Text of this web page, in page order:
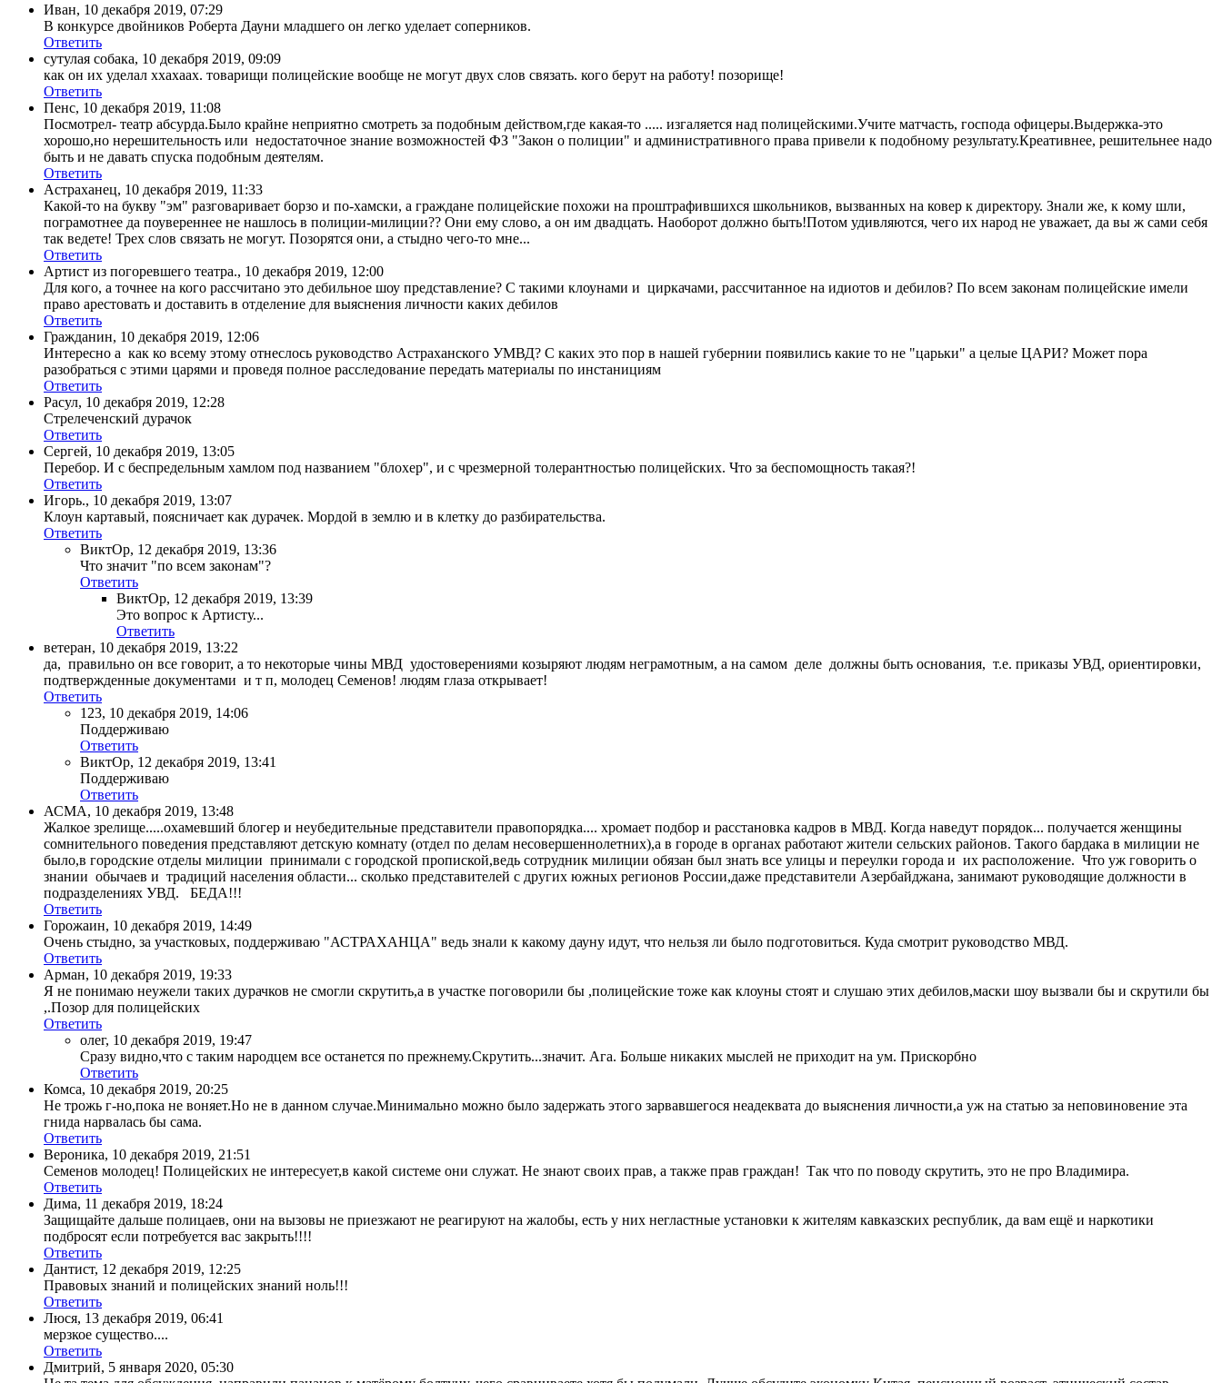
Иван, 10 декабря 2019, 07:29
В конкурсе двойников Роберта Дауни младшего он легко уделает соперников.
Ответить
сутулая собака, 10 декабря 2019, 09:09
как он их уделал ххахаах. товарищи полицейские вообще не могут двух слов связать. кого берут на работу! позорище!
Ответить
Пенс, 10 декабря 2019, 11:08
Посмотрел- театр абсурда.Было крайне неприятно смотреть за подобным действом,где какая-то ..... изгаляется над полицейскими.Учите матчасть, господа офицеры.Выдержка-это
хорошо,но нерешительность или недостаточное знание возможностей ФЗ "Закон о полиции" и административного права привели к подобному результату.Креативнее, решительнее надо
быть и не давать спуска подобным деятелям.
Ответить
Астраханец, 10 декабря 2019, 11:33
Какой-то на букву "эм" разговаривает борзо и по-хамски, а граждане полицейские похожи на проштрафившихся школьников, вызванных на ковер к директору. Знали же, к кому шли,
пограмотнее да поувереннее не нашлось в полиции-милиции?? Они ему слово, а он им двадцать. Наоборот должно быть!Потом удивляются, чего их народ не уважает, да вы ж сами себя
так ведете! Трех слов связать не могут. Позорятся они, а стыдно чего-то мне...
Ответить
Артист из погоревшего театра., 10 декабря 2019, 12:00
Для кого, а точнее на кого рассчитано это дебильное шоу представление? С такими клоунами и циркачами, рассчитанное на идиотов и дебилов? По всем законам полицейские имели
право арестовать и доставить в отделение для выяснения личности каких дебилов
Ответить
Гражданин, 10 декабря 2019, 12:06
Интересно а как ко всему этому отнеслось руководство Астраханского УМВД? С каких это пор в нашей губернии появились какие то не "царьки" а целые ЦАРИ? Может пора
разобраться с этими царями и проведя полное расследование передать материалы по инстанициям
Ответить
Расул, 10 декабря 2019, 12:28
Стрелеченский дурачок
Ответить
Сергей, 10 декабря 2019, 13:05
Перебор. И с беспредельным хамлом под названием "блохер", и с чрезмерной толерантностью полицейских. Что за беспомощность такая?!
Ответить
Игорь., 10 декабря 2019, 13:07
Клоун картавый, поясничает как дурачек. Мордой в землю и в клетку до разбирательства.
Ответить
ВиктОр, 12 декабря 2019, 13:36
Что значит "по всем законам"?
Ответить
ВиктОр, 12 декабря 2019, 13:39
Это вопрос к Артисту...
Ответить
ветеран, 10 декабря 2019, 13:22
да, правильно он все говорит, а то некоторые чины МВД удостоверениями козыряют людям неграмотным, а на самом деле должны быть основания, т.е. приказы УВД, ориентировки,
подтвержденные документами и т п, молодец Семенов! людям глаза открывает!
Ответить
123, 10 декабря 2019, 14:06
Поддерживаю
Ответить
ВиктОр, 12 декабря 2019, 13:41
Поддерживаю
Ответить
АСМА, 10 декабря 2019, 13:48
Жалкое зрелище.....охамевший блогер и неубедительные представители правопорядка.... хромает подбор и расстановка кадров в МВД. Когда наведут порядок... получается женщины
сомнительного поведения представляют детскую комнату (отдел по делам несовершеннолетних),а в городе в органах работают жители сельских районов. Такого бардака в милиции не
было,в городские отделы милиции принимали с городской пропиской,ведь сотрудник милиции обязан был знать все улицы и переулки города и их расположение. Что уж говорить о
знании обычаев и традиций населения области... сколько представителей с других южных регионов России,даже представители Азербайджана, занимают руководящие должности в
подразделениях УВД. БЕДА!!!
Ответить
Горожаин, 10 декабря 2019, 14:49
Очень стыдно, за участковых, поддерживаю "АСТРАХАНЦА" ведь знали к какому дауну идут, что нельзя ли было подготовиться. Куда смотрит руководство МВД.
Ответить
Арман, 10 декабря 2019, 19:33
Я не понимаю неужели таких дурачков не смогли скрутить,а в участке поговорили бы ,полицейские тоже как клоуны стоят и слушаю этих дебилов,маски шоу вызвали бы и скрутили бы
,.Позор для полицейских
Ответить
олег, 10 декабря 2019, 19:47
Сразу видно,что с таким народцем все останется по прежнему.Скрутить...значит. Ага. Больше никаких мыслей не приходит на ум. Прискорбно
Ответить
Комса, 10 декабря 2019, 20:25
Не трожь г-но,пока не воняет.Но не в данном случае.Минимально можно было задержать этого зарвавшегося неадеквата до выяснения личности,а уж на статью за неповиновение эта
гнида нарвалась бы сама.
Ответить
Вероника, 10 декабря 2019, 21:51
Семенов молодец! Полицейских не интересует,в какой системе они служат. Не знают своих прав, а также прав граждан! Так что по поводу скрутить, это не про Владимира.
Ответить
Дима, 11 декабря 2019, 18:24
Защищайте дальше полицаев, они на вызовы не приезжают не реагируют на жалобы, есть у них негластные установки к жителям кавказских республик, да вам ещё и наркотики
подбросят если потребуется вас закрыть!!!!
Ответить
Дантист, 12 декабря 2019, 12:25
Правовых знаний и полицейских знаний ноль!!!
Ответить
Люся, 13 декабря 2019, 06:41
мерзкое существо....
Ответить
Дмитрий, 5 января 2020, 05:30